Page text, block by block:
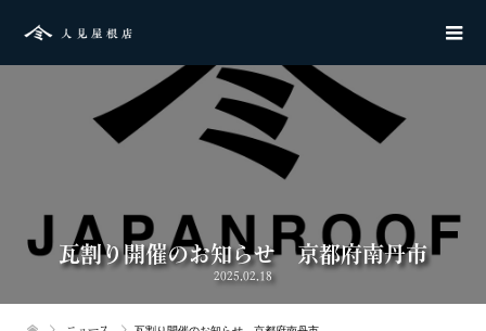
瓦割り開催のお知らせ 京都府南丹市
2025.02.18